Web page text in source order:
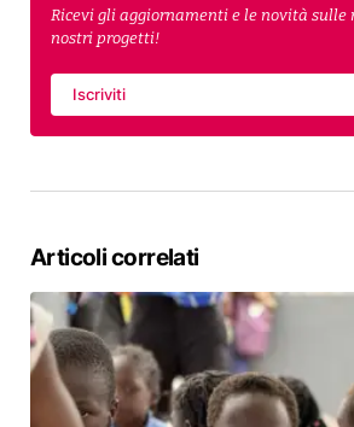
Ricevi gli aggiornamenti e le novità
nostri progetti!
Iscriviti
Articoli correlati